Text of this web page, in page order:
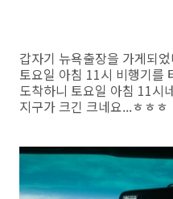
갑자기 뉴욕출장을 가게되
토요일 아침 11시 비행기를
도착하니 토요일 아침 11시
지구가 크긴 크네요...ㅎㅎㅎ